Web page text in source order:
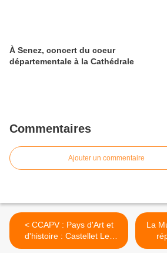
À Senez, concert du coeur
départementale à la Cathédrale
Commentaires
Ajouter un commentaire
< CCAPV : Pays d'Art et
d'histoire : Castellet Les
Sausses
La